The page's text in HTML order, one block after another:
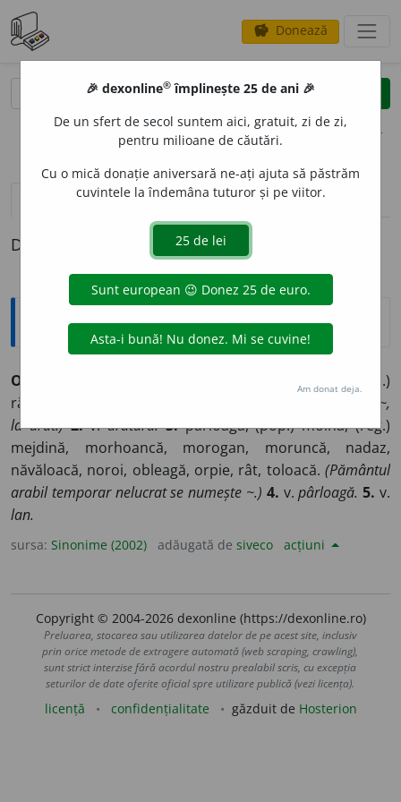
savings Donează
clear
opțiuni
definiții (1) pronunțievolume_up (7)
Definiția cu ID-ul 197593:
Sinonime
OG
câmp, țarină, (pop. și poetic) glie, (pop.)
răzor, (înv. și reg.) agru, (reg.) plan, (înv.) sat.
(A ieșit pe ~,
la arat.) 2.v.arătură. 3.pârloagă, (pop.) moină, (reg.)
mejdină, morhoancă, morogan, moruncă, nadaz,
năvăloacă, noroi, obleagă, orpie, rât, toloacă. (Pământul
arabil temporar nelucrat se numește ~.) 4. v.pârloagă. 5. v.
lan.
sursa: Sinonime (2002) adăugată de siveco acțiuni
Copyright © 2004-2026 dexonline (https://dexonline.ro)
Preluarea, stocarea sau utilizarea datelor de pe acest site, inclusiv
prin orice metode de extragere automată (web scraping, crawling),
sunt strict interzise fără acordul nostru prealabil scris, cu excepția
seturilor de date oferite oficial spre utilizare publică (vezi licența).
licență confidențialitate găzduit de Hosterion
🎉 dexonline® împlinește 25 de ani 🎉
De un sfert de secol suntem aici, gratuit, zi de zi,
pentru milioane de căutări.
Cu o mică donație aniversară ne-ați ajuta să păstrăm
cuvintele la îndemâna tuturor și pe viitor.
Am donat deja.